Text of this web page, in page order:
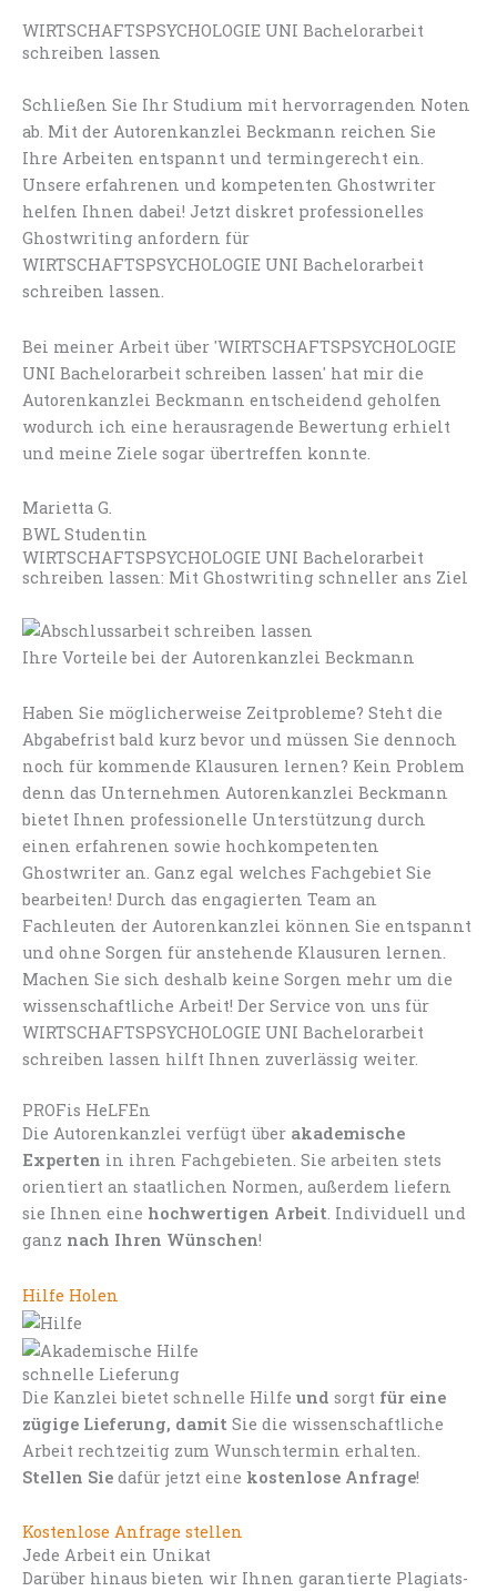
WIRTSCHAFTSPSYCHOLOGIE UNI Bachelorarbeit
schreiben lassen
Schließen Sie Ihr Studium mit hervorragenden Noten
ab. Mit der Autorenkanzlei Beckmann reichen Sie
Ihre Arbeiten entspannt und termingerecht ein.
Unsere erfahrenen und kompetenten Ghostwriter
helfen Ihnen dabei! Jetzt diskret professionelles
Ghostwriting anfordern für
WIRTSCHAFTSPSYCHOLOGIE UNI Bachelorarbeit
schreiben lassen.
Bei meiner Arbeit über 'WIRTSCHAFTSPSYCHOLOGIE
UNI Bachelorarbeit schreiben lassen' hat mir die
Autorenkanzlei Beckmann entscheidend geholfen
wodurch ich eine herausragende Bewertung erhielt
und meine Ziele sogar übertreffen konnte.
Marietta G.
BWL Studentin
WIRTSCHAFTSPSYCHOLOGIE UNI Bachelorarbeit
schreiben lassen: Mit Ghostwriting schneller ans Ziel
Ihre Vorteile bei der Autorenkanzlei Beckmann
Haben Sie möglicherweise Zeitprobleme? Steht die
Abgabefrist bald kurz bevor und müssen Sie dennoch
noch für kommende Klausuren lernen? Kein Problem
denn das Unternehmen Autorenkanzlei Beckmann
bietet Ihnen professionelle Unterstützung durch
einen erfahrenen sowie hochkompetenten
Ghostwriter an. Ganz egal welches Fachgebiet Sie
bearbeiten! Durch das engagierten Team an
Fachleuten der Autorenkanzlei können Sie entspannt
und ohne Sorgen für anstehende Klausuren lernen.
Machen Sie sich deshalb keine Sorgen mehr um die
wissenschaftliche Arbeit! Der Service von uns für
WIRTSCHAFTSPSYCHOLOGIE UNI Bachelorarbeit
schreiben lassen hilft Ihnen zuverlässig weiter.
PROFis HeLFEn
Die Autorenkanzlei verfügt über akademische
Experten in ihren Fachgebieten. Sie arbeiten stets
orientiert an staatlichen Normen, außerdem liefern
sie Ihnen eine hochwertigen Arbeit. Individuell und
ganz nach Ihren Wünschen!
Hilfe Holen
schnelle Lieferung
Die Kanzlei bietet schnelle Hilfe und sorgt für eine
zügige Lieferung, damit Sie die wissenschaftliche
Arbeit rechtzeitig zum Wunschtermin erhalten.
Stellen Sie dafür jetzt eine kostenlose Anfrage!
Kostenlose Anfrage stellen
Jede Arbeit ein Unikat
Darüber hinaus bieten wir Ihnen garantierte Plagiats-